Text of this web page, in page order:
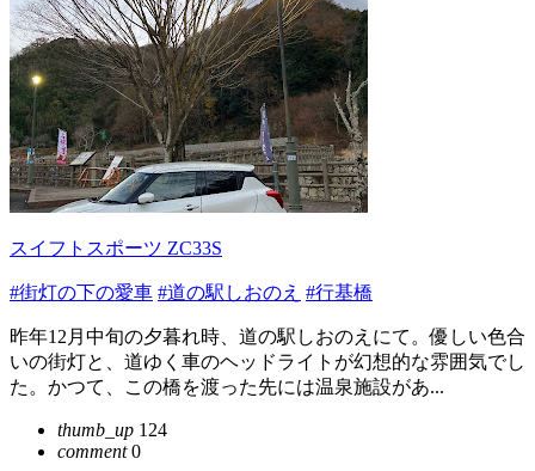
スイフトスポーツ ZC33S
#街灯の下の愛車 #道の駅しおのえ #行基橋
昨年12月中旬の夕暮れ時、道の駅しおのえにて。優しい色合
いの街灯と、道ゆく車のヘッドライトが幻想的な雰囲気でし
た。かつて、この橋を渡った先には温泉施設があ...
thumb_up 124
comment0